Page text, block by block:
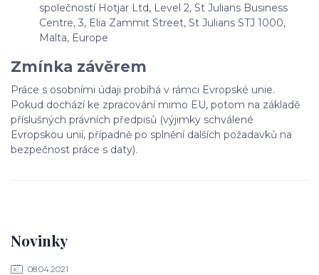
Novinky
08.04.2021
společností Hotjar Ltd, Level 2, St Julians Business
Centre, 3, Elia Zammit Street, St Julians STJ 1000,
Malta, Europe
Zmínka závěrem
Práce s osobními údaji probíhá v rámci Evropské unie.
Pokud dochází ke zpracování mimo EU, potom na základě
příslušných právních předpisů (výjimky schválené
Evropskou unií, případně po splnění dalších požadavků na
bezpečnost práce s daty).